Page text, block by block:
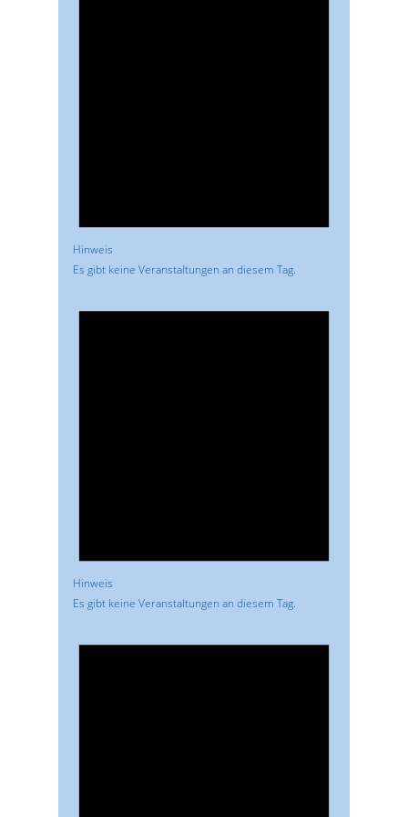
Hinweis
Es gibt keine Veranstaltungen an diesem Tag.
Hinweis
Es gibt keine Veranstaltungen an diesem Tag.